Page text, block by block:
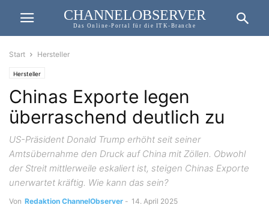
CHANNELOBSERVER
Das Online-Portal für die ITK-Branche
Start Hersteller
Hersteller
Chinas Exporte legen
überraschend deutlich zu
US-Präsident Donald Trump erhöht seit seiner
Amtsübernahme den Druck auf China mit Zöllen. Obwohl
der Streit mittlerweile eskaliert ist, steigen Chinas Exporte
unerwartet kräftig. Wie kann das sein?
Von Redaktion ChannelObserver - 14. April 2025